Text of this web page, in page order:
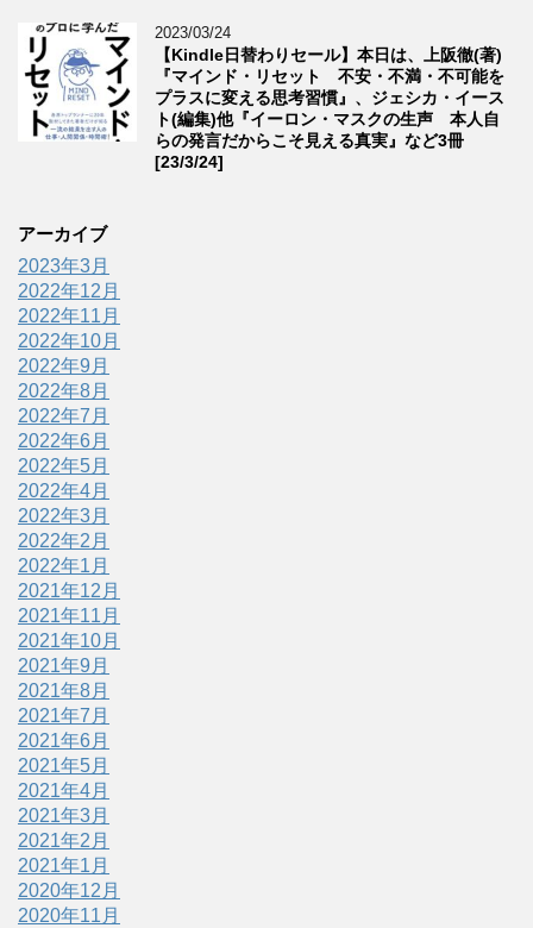
2023/03/24
【Kindle日替わりセール】本日は、上阪徹(著)
『マインド・リセット 不安・不満・不可能を
プラスに変える思考習慣』、ジェシカ・イース
ト(編集)他『イーロン・マスクの生声 本人自
らの発言だからこそ見える真実』など3冊
[23/3/24]
アーカイブ
2023年3月
2022年12月
2022年11月
2022年10月
2022年9月
2022年8月
2022年7月
2022年6月
2022年5月
2022年4月
2022年3月
2022年2月
2022年1月
2021年12月
2021年11月
2021年10月
2021年9月
2021年8月
2021年7月
2021年6月
2021年5月
2021年4月
2021年3月
2021年2月
2021年1月
2020年12月
2020年11月